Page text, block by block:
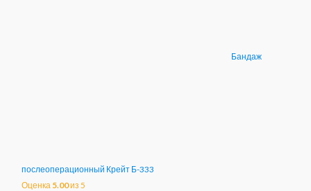
Бандаж
послеоперационный Крейт Б-333
Оценка 5.00из 5